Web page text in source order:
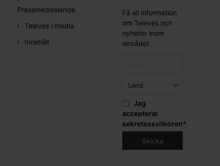
Pressmeddelande
Televes i media
Innehåll
Få all information
om Televes och
nyheter inom
området
Jag
accepterar
sekretessvilkoren*